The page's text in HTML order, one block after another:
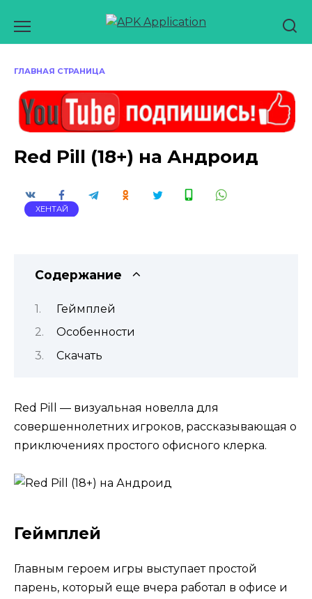
содержанию
ГЛАВНАЯ СТРАНИЦА
Red Pill (18+) на Андроид
ХЕНТАЙ
Содержание
Геймплей
Особенности
Скачать
Red Pill — визуальная новелла для
совершеннолетних игроков, рассказывающая о
приключениях простого офисного клерка.
Геймплей
Главным героем игры выступает простой
парень, который еще вчера работал в офисе и